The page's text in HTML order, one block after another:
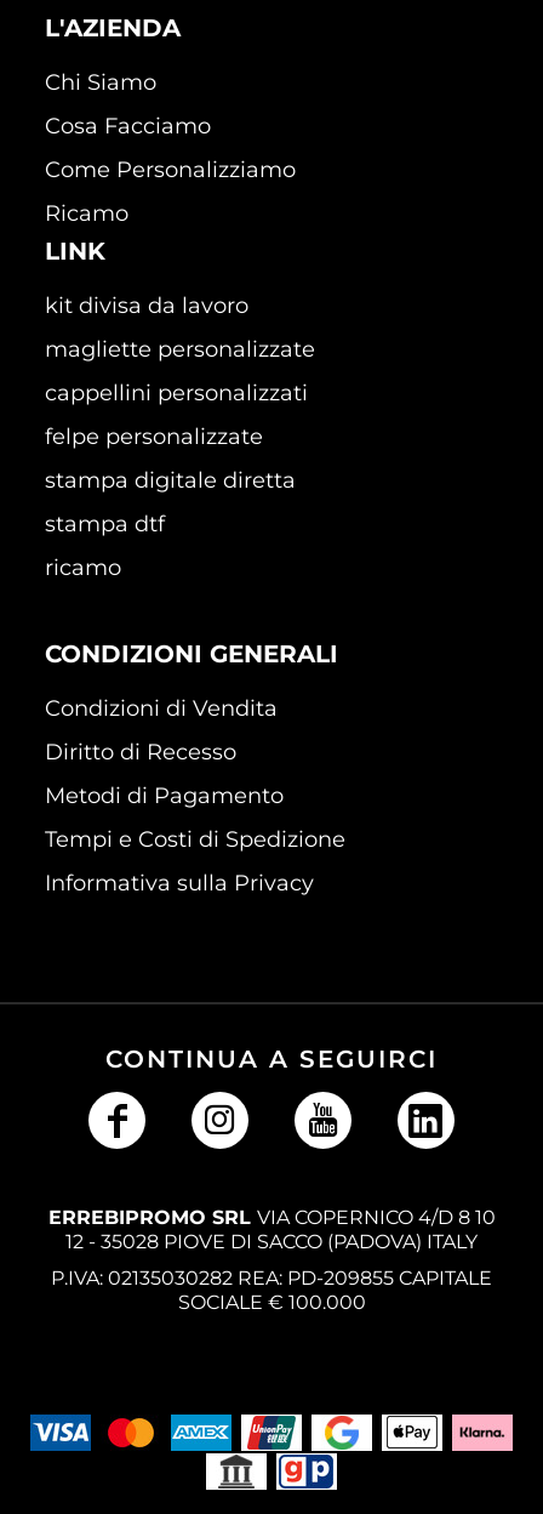
L'AZIENDA
Chi Siamo
Cosa Facciamo
Come Personalizziamo
Ricamo
LINK
kit divisa da lavoro
magliette personalizzate
cappellini personalizzati
felpe personalizzate
stampa digitale diretta
stampa dtf
ricamo
CONDIZIONI GENERALI
Condizioni di Vendita
Diritto di Recesso
Metodi di Pagamento
Tempi e Costi di Spedizione
Informativa sulla Privacy
CONTINUA A SEGUIRCI
ERREBIPROMO SRL VIA COPERNICO 4/D 8 10
12 - 35028 PIOVE DI SACCO (PADOVA) ITALY
P.IVA: 02135030282 REA: PD-209855 CAPITALE
SOCIALE € 100.000